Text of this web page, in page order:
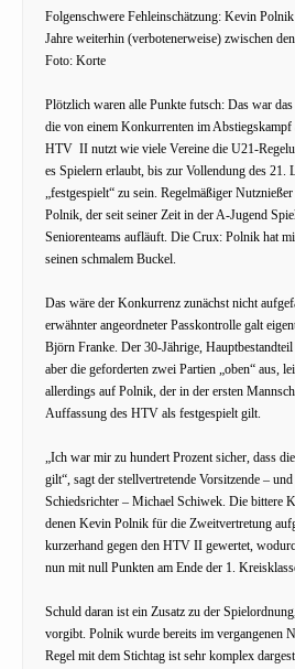
Folgenschwere Fehleinschätzung: Kevin
Jahre weiterhin (verbotenerweise) zwischen
Foto: Korte
Plötzlich waren alle Punkte futsch: Das war
die von einem Konkurrenten im
HTV II nutzt wie viele Vereine die U21-
es Spielern erlaubt, bis zur Vollendung des 21.
„festgespielt“ zu sein. Regelmäßiger
Polnik, der seit seiner Zeit in der A-Jugend
Seniorenteams aufläuft. Die Crux: Polnik hat
seinen schmalem Buckel.
Das wäre der Konkurrenz zunächst nicht
erwähnter angeordneter Passkontrolle galt
Björn Franke. Der 30-Jährige,
aber die geforderten zwei Partien „oben“ aus,
allerdings auf Polnik, der in der ersten
Auffassung des HTV als festgespielt gilt.
„Ich war mir zu hundert Prozent sicher, dass
gilt“, sagt der stellvertretende Vorsitzende –
Schiedsrichter – Michael Schiwek. Die bittere
denen Kevin Polnik für die Zweitvertretung
kurzerhand gegen den HTV II gewertet,
nun mit null Punkten am Ende der 1.
Schuld daran ist ein Zusatz zu der
vorgibt. Polnik wurde bereits im vergangenen
Regel mit dem Stichtag ist sehr komplex